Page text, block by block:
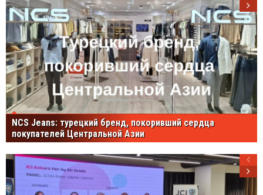
NCS Jeans: турецкий бренд, покоривший сердца
покупателей Центральной Азии